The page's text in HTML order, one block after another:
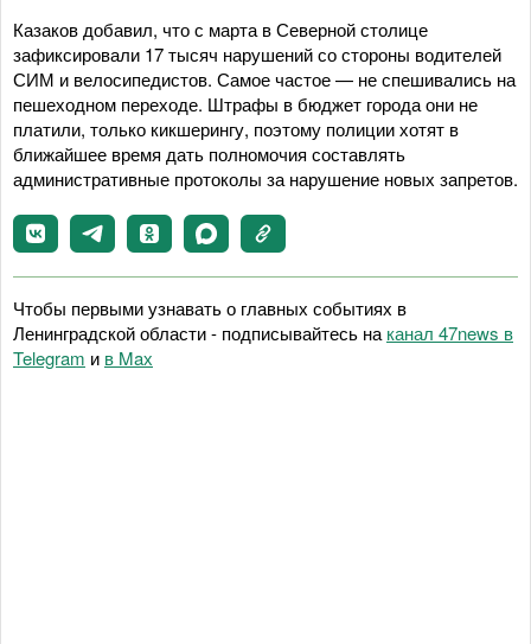
Казаков добавил, что с марта в Северной столице
зафиксировали 17 тысяч нарушений со стороны водителей
СИМ и велосипедистов. Самое частое — не спешивались на
пешеходном переходе. Штрафы в бюджет города они не
платили, только кикшерингу, поэтому полиции хотят в
ближайшее время дать полномочия составлять
административные протоколы за нарушение новых запретов.
Чтобы первыми узнавать о главных событиях в
Ленинградской области - подписывайтесь на канал 47news в
Telegram и в Maх